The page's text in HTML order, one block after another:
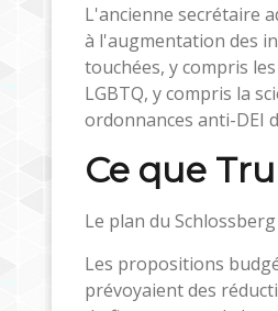
L'ancienne secrétaire
à l'augmentation des
touchées, y compris
LGBTQ, y compris la
ordonnances anti-DEI
Ce que
Le plan du
Les propositions
prévoyaient des